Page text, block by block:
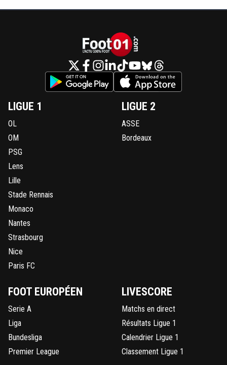
LIGUE 1
OL
OM
PSG
Lens
Lille
Stade Rennais
Monaco
Nantes
Strasbourg
Nice
Paris FC
LIGUE 2
ASSE
Bordeaux
FOOT EUROPÉEN
Serie A
Liga
Bundesliga
Premier League
LIVESCORE
Matchs en direct
Résultats Ligue 1
Calendrier Ligue 1
Classement Ligue 1